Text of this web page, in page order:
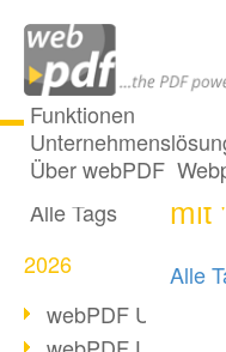
Funktionen
Über webPDF
Alle Beiträge
Alle Tags
2026
webPDF Update
4
mit
Alle